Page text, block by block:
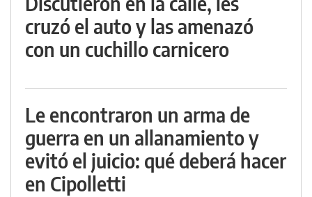
cruzó el auto y las amenazó
con un cuchillo carnicero
Le encontraron un arma de
guerra en un allanamiento y
evitó el juicio: qué deberá hacer
en Cipolletti